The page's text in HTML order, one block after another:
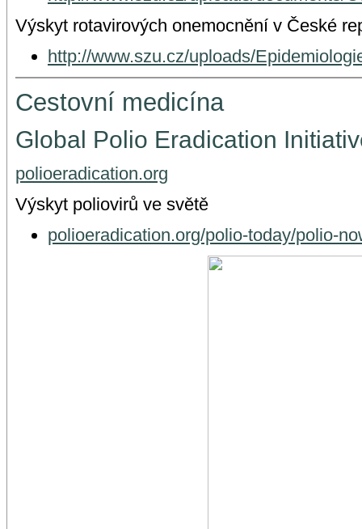
Výskyt rotavirových onemocnění v České
http://www.szu.cz/uploads/
Cestovní medicína
Global Polio Eradication
polioeradication.org
Výskyt poliovirů ve světě
polioeradication.org/polio-today/polio-